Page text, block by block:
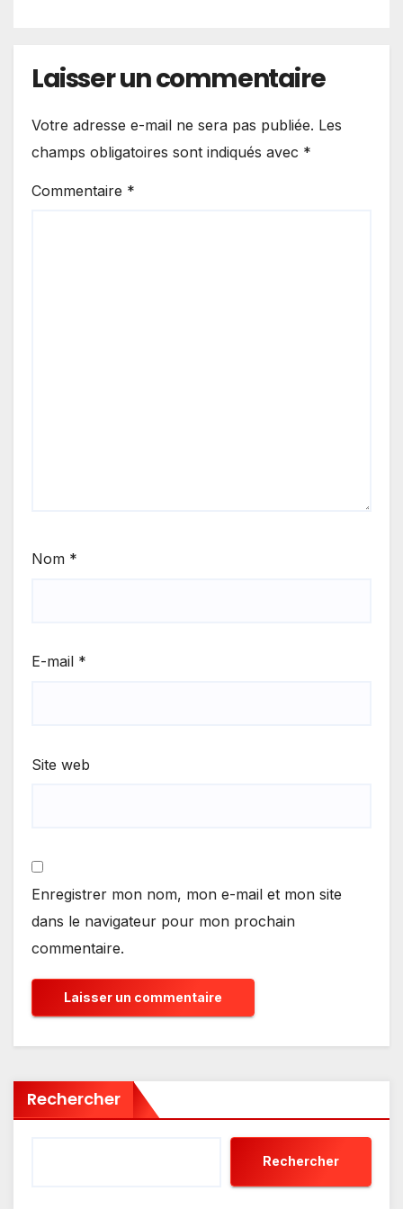
Laisser un commentaire
Votre adresse e-mail ne sera pas publiée. Les
champs obligatoires sont indiqués avec *
Commentaire *
Nom *
E-mail *
Site web
Enregistrer mon nom, mon e-mail et mon site
dans le navigateur pour mon prochain
commentaire.
Rechercher
Rechercher